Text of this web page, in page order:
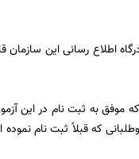
درگاه اطلاع رسانی این
موفق به ثبت نام در این
که قبلاً ثبت نام نموده